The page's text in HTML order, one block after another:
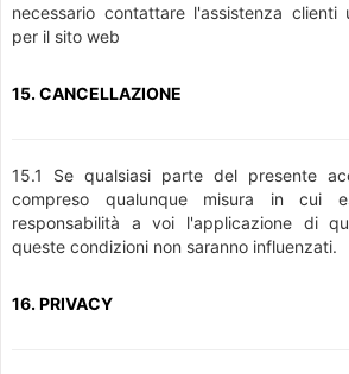
necessario contattare l'assistenza
per il sito web
15. CANCELLAZIONE
15.1 Se qualsiasi parte del presente
compreso qualunque misura in cui
responsabilità a voi l'applicazione di
queste condizioni non saranno influenzati.
16. PRIVACY